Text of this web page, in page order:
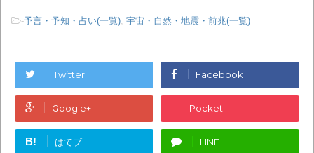
-予言・予知・占い(一覧) 宇宙・自然・地震・前兆(一覧)
Twitter Facebook
Google+ Pocket
B! はてブ LINE